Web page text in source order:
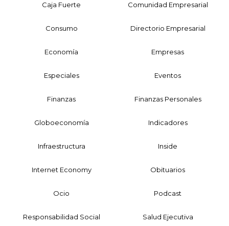
Caja Fuerte Comunidad Empresarial
Consumo Directorio Empresarial
Economía Empresas
Especiales Eventos
Finanzas Finanzas Personales
Globoeconomía Indicadores
Infraestructura Inside
Internet Economy Obituarios
Ocio Podcast
Responsabilidad Social Salud Ejecutiva